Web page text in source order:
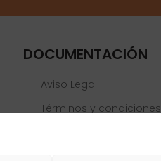
DOCUMENTACIÓN
Aviso Legal
Términos y condiciones